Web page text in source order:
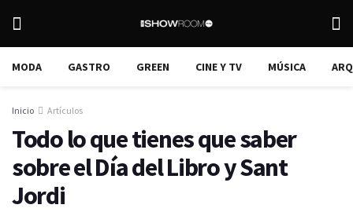
MODA GASTRO GREEN CINE Y TV MÚSICA
Inicio Artículos
Todo lo que tienes que saber
sobre el Día del Libro y Sant
Jordi